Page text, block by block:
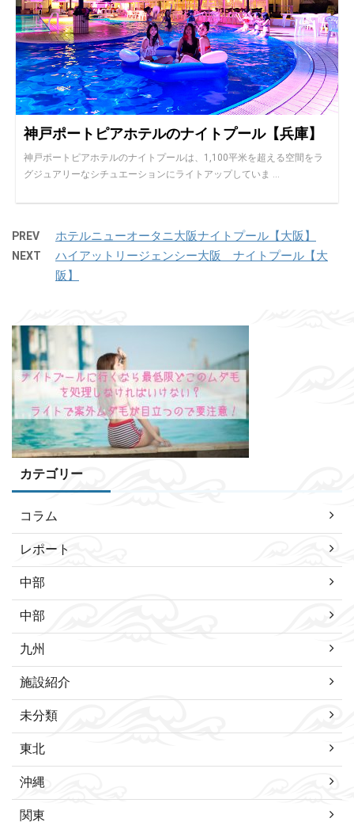
神戸ポートピアホテルのナイトプール【兵庫】
神戸ポートピアホテルのナイトプールは、1,100平米を超える空間をラ
グジュアリーなシチュエーションにライトアップしていま ...
PREV ホテルニューオータニ大阪ナイトプール【大阪】
NEXT
ハイアットリージェンシー大阪 ナイトプール【大
阪】
カテゴリー
コラム
レポート
中部
中部
九州
施設紹介
未分類
東北
沖縄
関東